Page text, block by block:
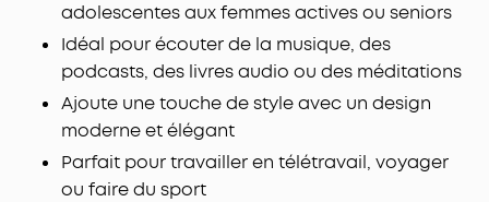
adolescentes aux femmes actives ou seniors
Idéal pour écouter de la musique, des
podcasts, des livres audio ou des méditations
Ajoute une touche de style avec un design
moderne et élégant
Parfait pour travailler en télétravail, voyager
ou faire du sport